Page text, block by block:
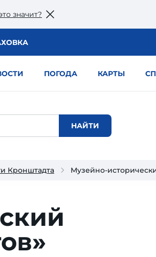
значит?
ПОГОДА КАРТЫ
Кронштадта Музейно-